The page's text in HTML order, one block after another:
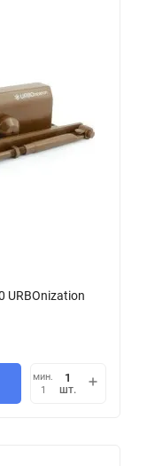
URBOnization
мин.
1
шт.